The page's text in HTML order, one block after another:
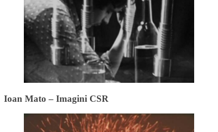
Ioan Mato – Imagini CSR